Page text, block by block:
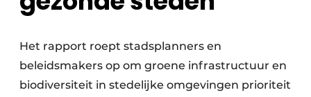
Het rapport roept stadsplanners en
beleidsmakers op om groene infrastructuur en
biodiversiteit in stedelijke omgevingen prioriteit